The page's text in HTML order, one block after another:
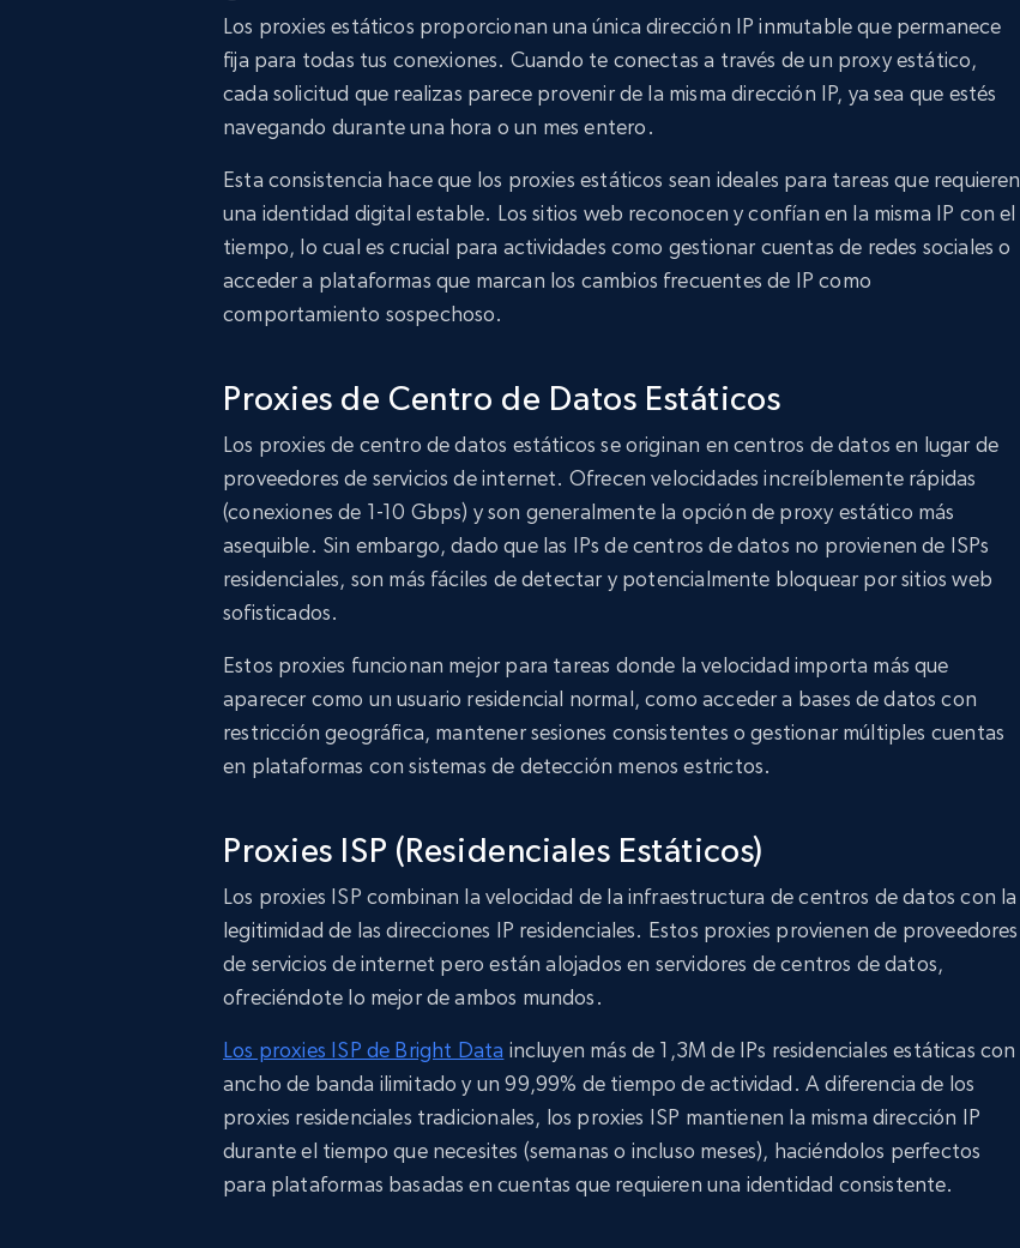
Los proxies estáticos proporcionan una única dirección IP inmutable que permanece
fija para todas tus conexiones. Cuando te conectas a través de un proxy estático,
cada solicitud que realizas parece provenir de la misma dirección IP, ya sea que estés
navegando durante una hora o un mes entero.
Esta consistencia hace que los proxies estáticos sean ideales para tareas que requieren
una identidad digital estable. Los sitios web reconocen y confían en la misma IP con el
tiempo, lo cual es crucial para actividades como gestionar cuentas de redes sociales o
acceder a plataformas que marcan los cambios frecuentes de IP como
comportamiento sospechoso.
Proxies de Centro de Datos Estáticos
Los proxies de centro de datos estáticos se originan en centros de datos en lugar de
proveedores de servicios de internet. Ofrecen velocidades increíblemente rápidas
(conexiones de 1-10 Gbps) y son generalmente la opción de proxy estático más
asequible. Sin embargo, dado que las IPs de centros de datos no provienen de ISPs
residenciales, son más fáciles de detectar y potencialmente bloquear por sitios web
sofisticados.
Estos proxies funcionan mejor para tareas donde la velocidad importa más que
aparecer como un usuario residencial normal, como acceder a bases de datos con
restricción geográfica, mantener sesiones consistentes o gestionar múltiples cuentas
en plataformas con sistemas de detección menos estrictos.
Proxies ISP (Residenciales Estáticos)
Los proxies ISP combinan la velocidad de la infraestructura de centros de datos con la
legitimidad de las direcciones IP residenciales. Estos proxies provienen de proveedores
de servicios de internet pero están alojados en servidores de centros de datos,
ofreciéndote lo mejor de ambos mundos.
Los proxies ISP de Bright Data incluyen más de 1,3M de IPs residenciales estáticas con
ancho de banda ilimitado y un 99,99% de tiempo de actividad. A diferencia de los
proxies residenciales tradicionales, los proxies ISP mantienen la misma dirección IP
durante el tiempo que necesites (semanas o incluso meses), haciéndolos perfectos
para plataformas basadas en cuentas que requieren una identidad consistente.